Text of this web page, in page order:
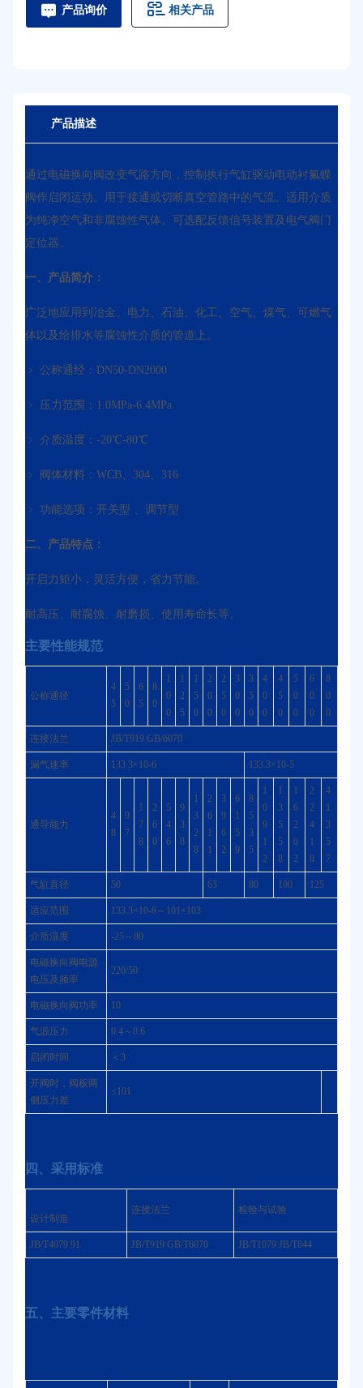
产品询价 相关产品
产品描述
通过电磁换向阀改变气路方向，控制执行气缸驱动电动衬氟蝶
阀作启闭运动。用于接通或切断真空管路中的气流。适用介质
为纯净空气和非腐蚀性气体。可选配反馈信号装置及电气阀门
定位器。
一、产品简介：
广泛地应用到冶金、电力、石油、化工、空气、煤气、可燃气
体以及给排水等腐蚀性介质的管道上。
﹥ 公称通经：DN50-DN2000
﹥ 压力范围：1.0MPa-6.4MPa
﹥ 介质温度：-20℃-80℃
﹥ 阀体材料：WCB、304、316
﹥ 功能选项：开关型 、调节型
二、产品特点：
开启力矩小，灵活方便，省力节能。
耐高压、耐腐蚀、耐磨损、使用寿命长等。
主要性能规范
公称通径
4
5
5
0
6
5
8
0
1
0
0
1
2
5
1
5
0
2
0
0
2
5
0
3
0
0
3
5
0
4
0
0
4
5
0
5
0
0
6
0
0
8
0
0
连接法兰 JB/T919 GB/6070
漏气速率 133.3×10-6 133.3×10-5
通导能力
4
8
9
7
1
7
8
2
6
0
5
4
6
9
3
8
1
3
2
8
2
6
1
1
3
9
6
2
6
1
5
9
8
5
3
5
1
0
9
1
2
1
3
5
5
8
1
6
2
0
2
2
2
4
1
8
4
1
3
5
7
气缸直径 50 63 80 100 125
适应范围 133.3×10-6～101×103
介质温度 -25～80
电磁换向阀电源
电压及频率
220/50
电磁换向阀功率 10
气源压力 0.4～0.6
启闭时间 ＜3
开阀时，阀板两
侧压力差
≤101
四、采用标准
设计制造
连接法兰 检验与试验
JB/T4079 91 JB/T919 GB/T6070 JB/T1079 JB/T644
五、主要零件材料